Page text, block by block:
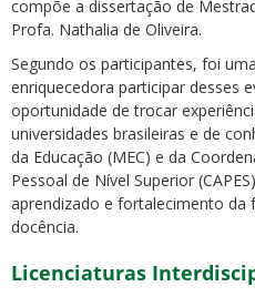
compõe a dissertação de
Profa. Nathalia de Oliveira.
Segundo os participantes, foi
enriquecedora participar desses
oportunidade de trocar
universidades brasileiras e de
da Educação (MEC) e da
Pessoal de Nível Superior
aprendizado e fortalecimento da
docência.
Licenciaturas